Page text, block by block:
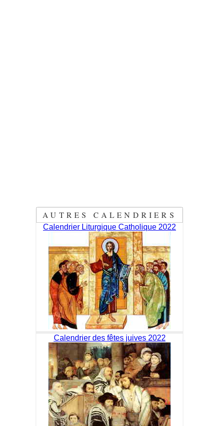
AUTRES CALENDRIERS
Calendrier Liturgique Catholique 2022
Calendrier des fêtes juives 2022